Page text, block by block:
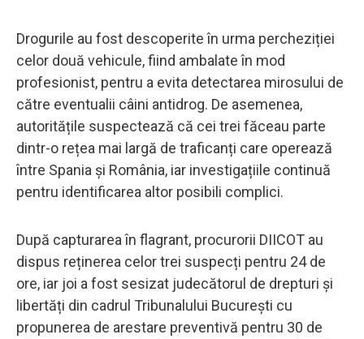
Drogurile au fost descoperite în urma percheziției
celor două vehicule, fiind ambalate în mod
profesionist, pentru a evita detectarea mirosului de
către eventualii câini antidrog. De asemenea,
autoritățile suspectează că cei trei făceau parte
dintr-o rețea mai largă de traficanți care operează
între Spania și România, iar investigațiile continuă
pentru identificarea altor posibili complici.
După capturarea în flagrant, procurorii DIICOT au
dispus reținerea celor trei suspecți pentru 24 de
ore, iar joi a fost sesizat judecătorul de drepturi și
libertăți din cadrul Tribunalului București cu
propunerea de arestare preventivă pentru 30 de